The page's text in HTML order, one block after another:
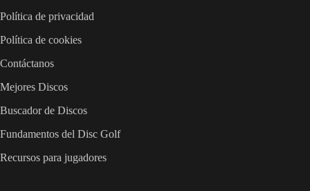
Política de privacidad
Política de cookies
Contáctanos
Mejores Discos
Buscador de Discos
Fundamentos del Disc Golf
Recursos para jugadores